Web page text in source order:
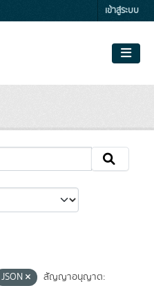
เข้าสู่ระบบ
JSON
สัญญาอนุญาต: